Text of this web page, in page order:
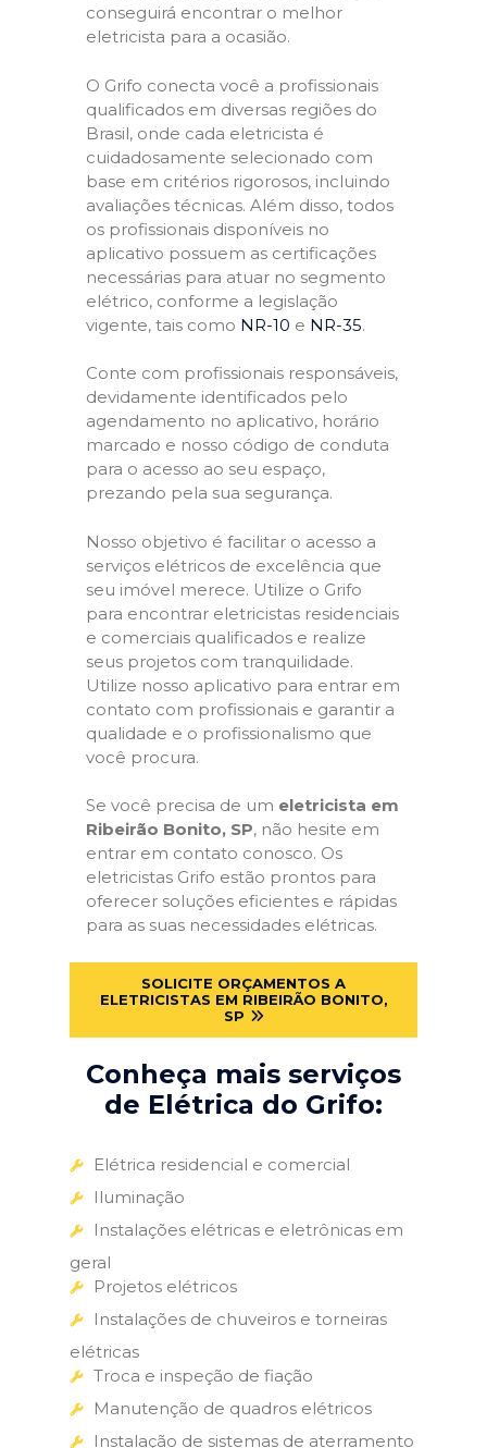
conseguirá encontrar o melhor
eletricista para a ocasião.
O Grifo conecta você a profissionais
qualificados em diversas regiões do
Brasil, onde cada eletricista é
cuidadosamente selecionado com
base em critérios rigorosos, incluindo
avaliações técnicas. Além disso, todos
os profissionais disponíveis no
aplicativo possuem as certificações
necessárias para atuar no segmento
elétrico, conforme a legislação
vigente, tais como NR-10 e NR-35.
Conte com profissionais responsáveis,
devidamente identificados pelo
agendamento no aplicativo, horário
marcado e nosso código de conduta
para o acesso ao seu espaço,
prezando pela sua segurança.
Nosso objetivo é facilitar o acesso a
serviços elétricos de excelência que
seu imóvel merece. Utilize o Grifo
para encontrar eletricistas residenciais
e comerciais qualificados e realize
seus projetos com tranquilidade.
Utilize nosso aplicativo para entrar em
contato com profissionais e garantir a
qualidade e o profissionalismo que
você procura.
Se você precisa de um eletricista em
Ribeirão Bonito, SP, não hesite em
entrar em contato conosco. Os
eletricistas Grifo estão prontos para
oferecer soluções eficientes e rápidas
para as suas necessidades elétricas.
SOLICITE ORÇAMENTOS A
ELETRICISTAS EM RIBEIRÃO BONITO,
SP
Conheça mais serviços
de Elétrica do Grifo:
Elétrica residencial e comercial
Iluminação
Instalações elétricas e eletrônicas em
geral
Projetos elétricos
Instalações de chuveiros e torneiras
elétricas
Troca e inspeção de fiação
Manutenção de quadros elétricos
Instalação de sistemas de aterramento